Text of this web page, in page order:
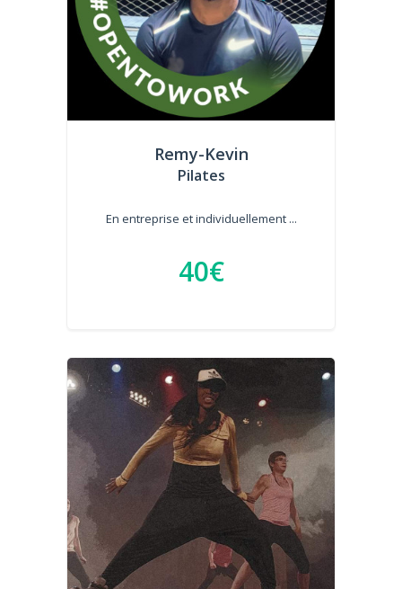
Remy-Kevin
Pilates
En entreprise et individuellement ...
40€